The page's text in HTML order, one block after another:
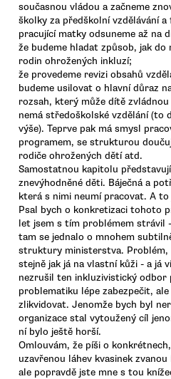
současnou vládou a začneme
školky za předškolní vzdělávání
pracující matky odsuneme až na
že budeme hladat způsob, jak
rodin ohrožených inkluzí;
že provedeme revizi obsahů
budeme usilovat o hlavní důraz
rozsah, který může dítě
nemá středoškolské vzdělání (to
výše). Teprve pak má smysl
programem, se strukturou
rodiče ohrožených dětí atd.
Samostatnou kapitolu
znevýhodněné děti. Báječná a
která s nimi neumí pracovat. A
Psal bych o konkretizaci tohoto
let jsem s tím problémem strávil
tam se jednalo o mnohem
struktury ministerstva. Problém,
stejně jak já na vlastní kůži - a já
nezrušil ten inkluzivistický
problematiku lépe zabezpečit,
zlikvidovat. Jenomže bych byl
organizace stal vytoužený cíl
ní bylo ještě horší.
Omlouvám, že píši o
uzavřenou láhev kvasinek
ale popravdě jste mne s tou